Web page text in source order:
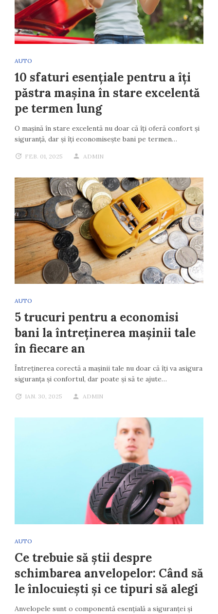
AUTO
10 sfaturi esențiale pentru a îți
păstra mașina în stare excelentă
pe termen lung
O mașină în stare excelentă nu doar că îți oferă confort și
siguranță, dar și îți economisește bani pe termen…
FEB. 01, 2025 ADMIN
AUTO
5 trucuri pentru a economisi
bani la întreținerea mașinii tale
în fiecare an
Întreținerea corectă a mașinii tale nu doar că îți va asigura
siguranța și confortul, dar poate și să te ajute…
IAN. 30, 2025 ADMIN
AUTO
Ce trebuie să știi despre
schimbarea anvelopelor: Când să
le înlocuiești și ce tipuri să alegi
Anvelopele sunt o componentă esențială a siguranței și